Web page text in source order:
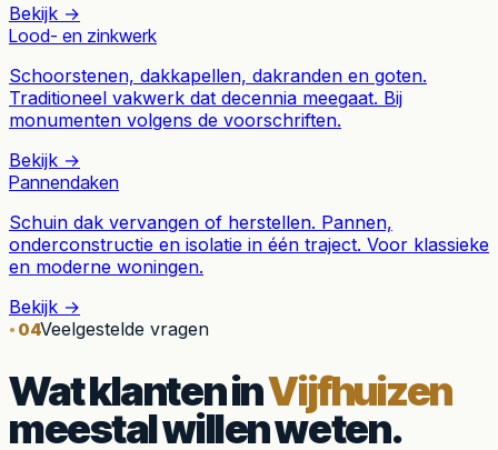
Bekijk →
Lood- en zinkwerk
Schoorstenen, dakkapellen, dakranden en goten.
Traditioneel vakwerk dat decennia meegaat. Bij
monumenten volgens de voorschriften.
Bekijk →
Pannendaken
Schuin dak vervangen of herstellen. Pannen,
onderconstructie en isolatie in één traject. Voor klassieke
en moderne woningen.
Bekijk →
04Veelgestelde vragen
Wat klanten inVijfhuizen
meestal willen weten.